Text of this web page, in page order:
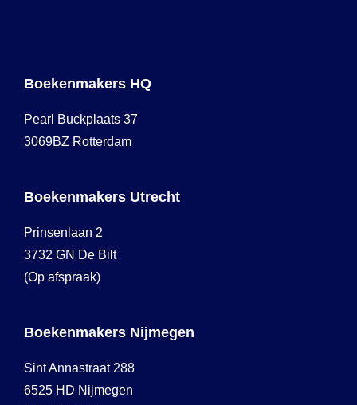
Boekenmakers HQ
Pearl Buckplaats 37
3069BZ Rotterdam
Boekenmakers Utrecht
Prinsenlaan 2
3732 GN De Bilt
(Op afspraak)
Boekenmakers Nijmegen
Sint Annastraat 288
6525 HD Nijmegen